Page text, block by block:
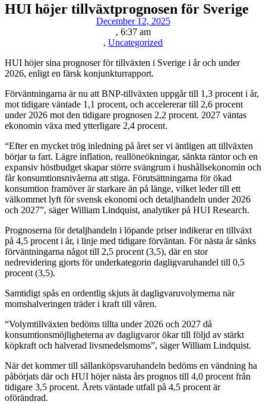
HUI höjer tillväxtprognosen för Sverige
December 12, 2025
, 6:37 am
, Uncategorized
HUI höjer sina prognoser för tillväxten i Sverige i år och under
2026, enligt en färsk konjunkturrapport.
Förväntningarna är nu att BNP-tillväxten uppgår till 1,3 procent i år,
mot tidigare väntade 1,1 procent, och accelererar till 2,6 procent
under 2026 mot den tidigare prognosen 2,2 procent. 2027 väntas
ekonomin växa med ytterligare 2,4 procent.
“Efter en mycket trög inledning på året ser vi äntligen att tillväxten
börjar ta fart. Lägre inflation, reallöneökningar, sänkta räntor och en
expansiv höstbudget skapar större svängrum i hushållsekonomin och
får konsumtionsnivåerna att stiga. Förutsättningarna för ökad
konsumtion framöver är starkare än på länge, vilket leder till ett
välkommet lyft för svensk ekonomi och detaljhandeln under 2026
och 2027”, säger William Lindquist, analytiker på HUI Research.
Prognoserna för detaljhandeln i löpande priser indikerar en tillväxt
på 4,5 procent i år, i linje med tidigare förväntan. För nästa år sänks
förväntningarna något till 2,5 procent (3,5), där en stor
nedrevidering gjorts för underkategorin dagligvaruhandel till 0,5
procent (3,5).
Samtidigt spås en ordentlig skjuts åt dagligvaruvolymerna när
momshalveringen träder i kraft till våren.
“Volymtillväxten bedöms tillta under 2026 och 2027 då
konsumtionsmöjligheterna av dagligvaror ökar till följd av stärkt
köpkraft och halverad livsmedelsmoms”, säger William Lindquist.
När det kommer till sällanköpsvaruhandeln bedöms en vändning ha
påbörjats där och HUI höjer nästa års prognos till 4,0 procent från
tidigare 3,5 procent. Årets väntade utfall på 4,5 procent är
oförändrad.